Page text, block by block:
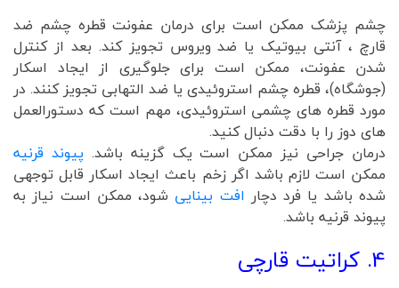
چشم پزشک ممکن است برای درمان عفونت قطره چشم ضد
قارچ ، آنتی بیوتیک یا ضد ویروس تجویز کند. بعد از کنترل
شدن عفونت، ممکن است برای جلوگیری از ایجاد اسکار
(جوشگاه)، قطره چشم استروئیدی یا ضد التهابی تجویز کنند. در
مورد قطره های چشمی استروئیدی، مهم است که دستورالعمل
های دوز را با دقت دنبال کنید.
درمان جراحی نیز ممکن است یک گزینه باشد. پیوند قرنیه
ممکن است لازم باشد اگر زخم باعث ایجاد اسکار قابل توجهی
شده باشد یا فرد دچار افت بینایی شود، ممکن است نیاز به
پیوند قرنیه باشد.
4. کراتیت قارچی